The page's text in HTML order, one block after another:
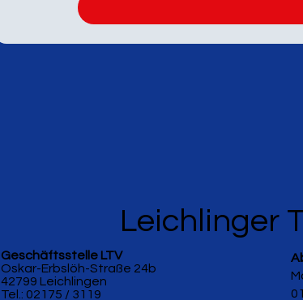
Geschäftsstelle LTV
Oskar-Erbslöh-Straße 24b
42799 Leichlingen
Tel.: 02175 / 3119
Leichlinger